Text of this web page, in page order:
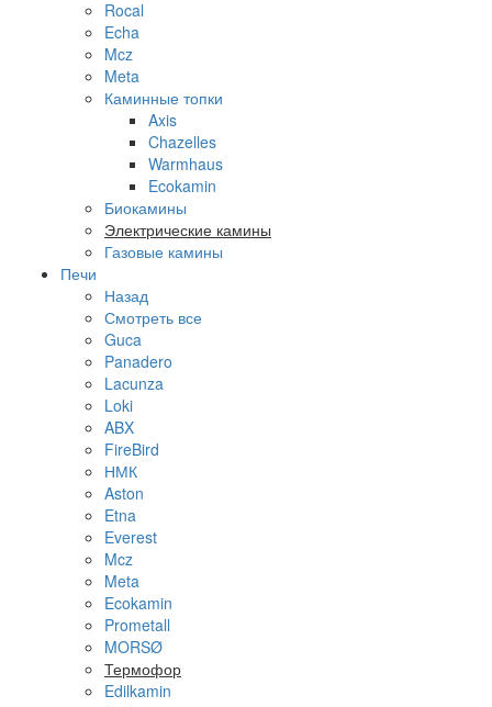
Rocal
Echa
Mcz
Meta
Каминные топки
Axis
Chazelles
Warmhaus
Ecokamin
Биокамины
Электрические камины
Газовые камины
Печи
Назад
Смотреть все
Guca
Panadero
Lacunza
Loki
ABX
FireBird
НМК
Aston
Etna
Everest
Mcz
Meta
Ecokamin
Prometall
MORSØ
Термофор
Edilkamin